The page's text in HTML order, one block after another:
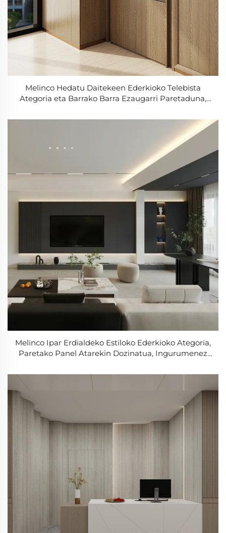
Melinco Hedatu Daitekeen Ederkioko Telebista
Ategoria eta Barrako Barra Ezaugarri Paretaduna,
daitekeen Ategoria
Melinco Ipar Erdialdeko Estiloko Ederkioko Ategoria,
Paretako Panel Atarekin Dozinatua, Ingurumenez
Hotela eta Gimnasioa Eskandinaviarako